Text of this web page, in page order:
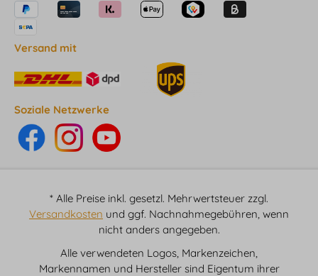
Versand mit
Soziale Netzwerke
* Alle Preise inkl. gesetzl. Mehrwertsteuer zzgl.
Versandkosten und ggf. Nachnahmegebühren, wenn
nicht anders angegeben.
Alle verwendeten Logos, Markenzeichen,
Markennamen und Hersteller sind Eigentum ihrer